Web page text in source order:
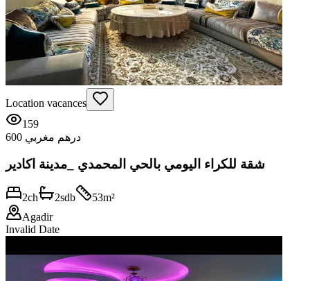
Location vacances
159
600 درهم مغربي
شقة للكراء اليومي بالحي المحمدي _مدينة اكادير
2ch 2sdb 53m²
Agadir
Invalid Date